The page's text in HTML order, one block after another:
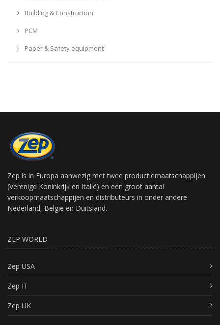
Building & Construction
PCM
Paper & Safety equipment
Zep is in Europa aanwezig met twee productiemaatschappijen
(Verenigd Koninkrijk en Italië) en een groot aantal
verkoopmaatschappijen en distributeurs in onder andere
Nederland, België en Duitsland.
ZEP WORLD
Zep USA
Zep IT
Zep UK